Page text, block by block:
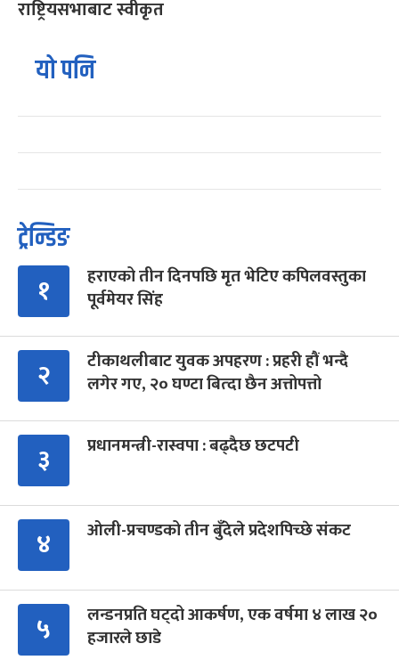
राष्ट्रियसभाबाट स्वीकृत
यो पनि
ट्रेन्डिङ
१
हराएको तीन दिनपछि मृत भेटिए कपिलवस्तुका
पूर्वमेयर सिंह
२
टीकाथलीबाट युवक अपहरण : प्रहरी हौं भन्दै
लगेर गए, २० घण्टा बित्दा छैन अत्तोपत्तो
३ प्रधानमन्त्री-रास्वपा : बढ्दैछ छटपटी
४ ओली-प्रचण्डको तीन बुँदेले प्रदेशपिच्छे संकट
५
लन्डनप्रति घट्दो आकर्षण, एक वर्षमा ४ लाख २०
हजारले छाडे